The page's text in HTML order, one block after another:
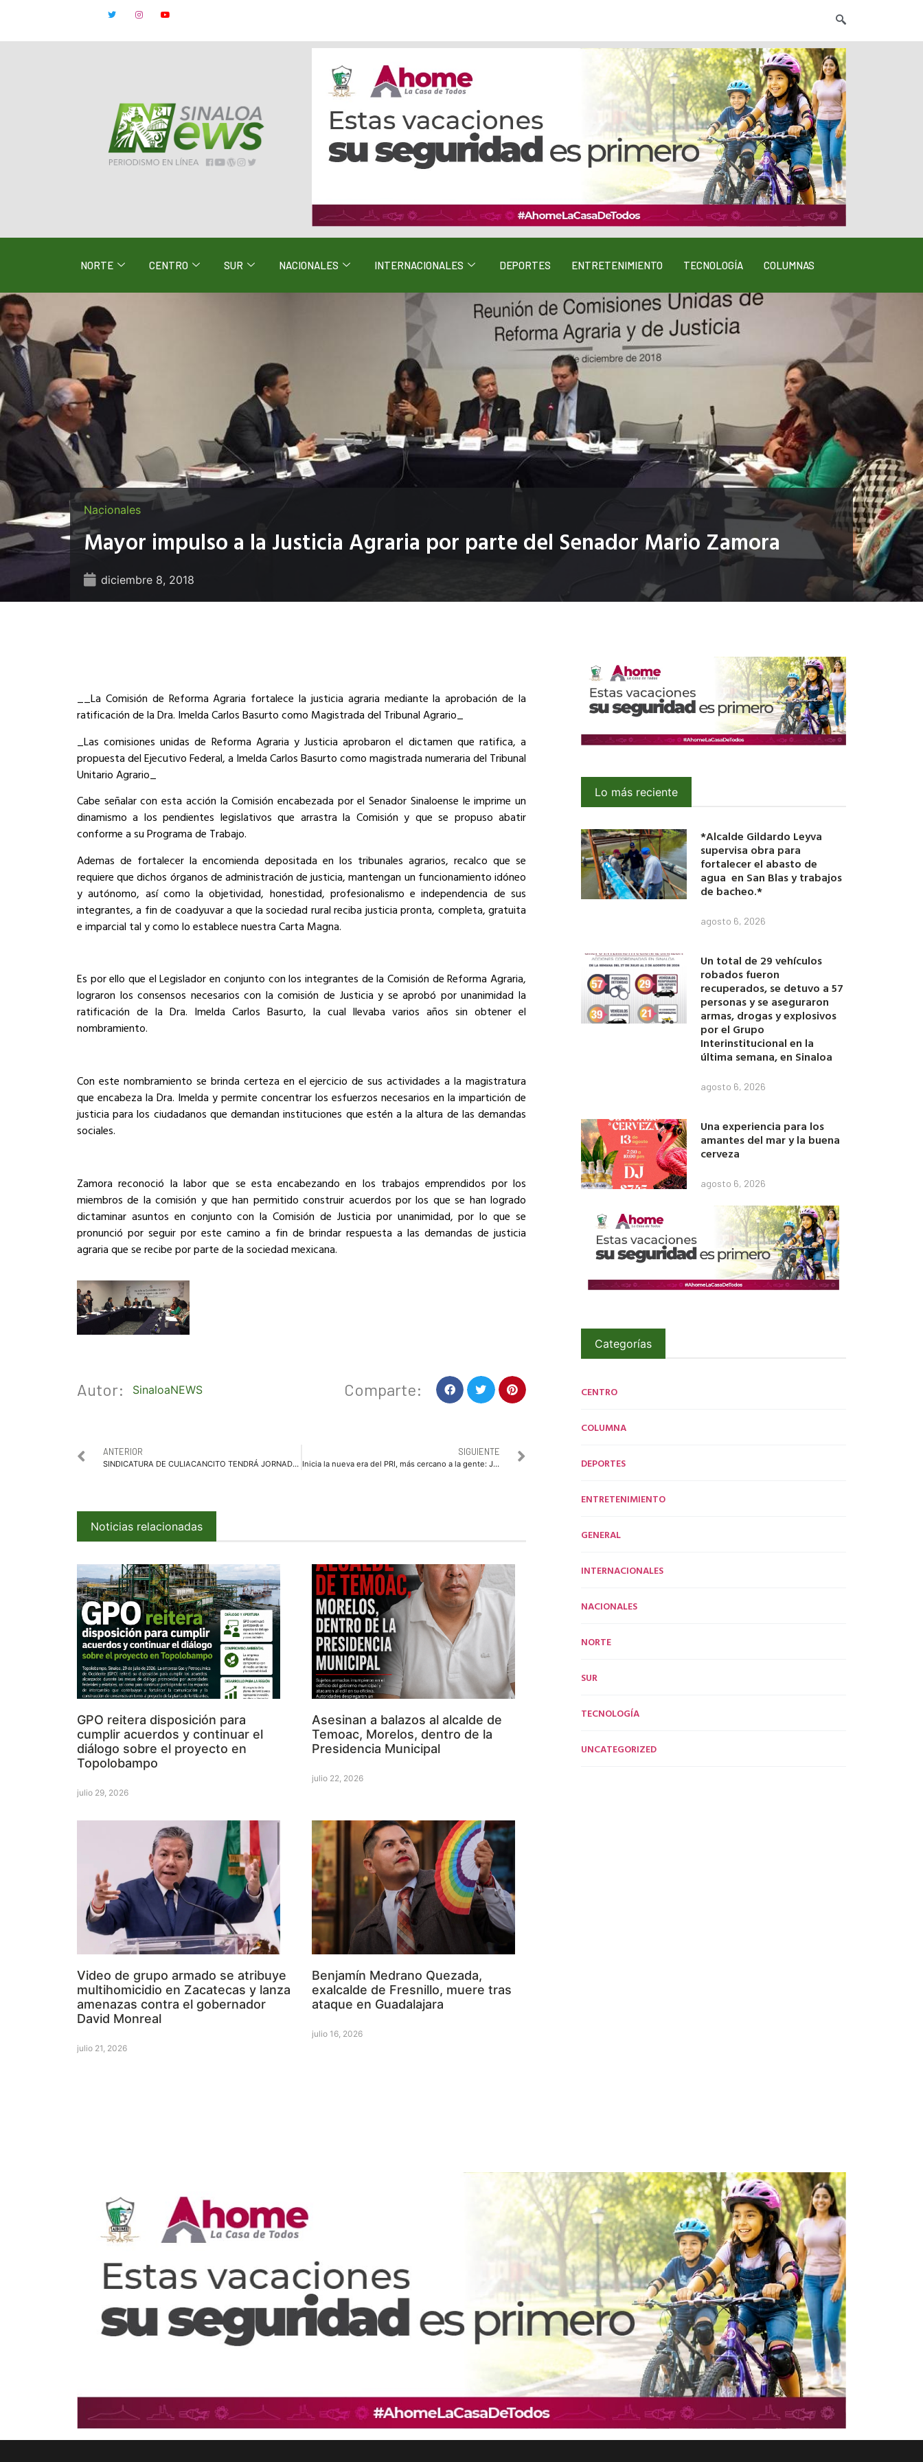
NORTE CENTRO SUR NACIONALES INTERNACIONALES DEPORTES ENTRETENIMIENTO TECNOLOGÍA COLUMNAS
Nacionales
Mayor impulso a la Justicia Agraria por parte del Senador Mario Zamora
diciembre 8, 2018
__La Comisión de Reforma Agraria fortalece la justicia agraria mediante la aprobación de la
ratificación de la Dra. Imelda Carlos Basurto como Magistrada del Tribunal Agrario_
_Las comisiones unidas de Reforma Agraria y Justicia aprobaron el dictamen que ratifica, a
propuesta del Ejecutivo Federal, a Imelda Carlos Basurto como magistrada numeraria del Tribunal
Unitario Agrario_
Cabe señalar con esta acción la Comisión encabezada por el Senador Sinaloense le imprime un
dinamismo a los pendientes legislativos que arrastra la Comisión y que se propuso abatir
conforme a su Programa de Trabajo.
Ademas de fortalecer la encomienda depositada en los tribunales agrarios, recalco que se
requiere que dichos órganos de administración de justicia, mantengan un funcionamiento idóneo
y autónomo, así como la objetividad, honestidad, profesionalismo e independencia de sus
integrantes, a fin de coadyuvar a que la sociedad rural reciba justicia pronta, completa, gratuita
e imparcial tal y como lo establece nuestra Carta Magna.
Es por ello que el Legislador en conjunto con los integrantes de la Comisión de Reforma Agraria,
lograron los consensos necesarios con la comisión de Justicia y se aprobó por unanimidad la
ratificación de la Dra. Imelda Carlos Basurto, la cual llevaba varios años sin obtener el
nombramiento.
Con este nombramiento se brinda certeza en el ejercicio de sus actividades a la magistratura
que encabeza la Dra. Imelda y permite concentrar los esfuerzos necesarios en la impartición de
justicia para los ciudadanos que demandan instituciones que estén a la altura de las demandas
sociales.
Zamora reconoció la labor que se esta encabezando en los trabajos emprendidos por los
miembros de la comisión y que han permitido construir acuerdos por los que se han logrado
dictaminar asuntos en conjunto con la Comisión de Justicia por unanimidad, por lo que se
pronunció por seguir por este camino a fin de brindar respuesta a las demandas de justicia
agraria que se recibe por parte de la sociedad mexicana.
Autor: SinaloaNEWS Comparte:
ANTERIOR
SINDICATURA DE CULIACANCITO TENDRÁ JORNADAS DE APOYO “PURO SINALOA”
SIGUIENTE
Inicia la nueva era del PRI, más cercano a la gente: Jesús Valdés
Noticias relacionadas
GPO reitera disposición para
cumplir acuerdos y continuar el
diálogo sobre el proyecto en
Topolobampo
julio 29, 2026
Asesinan a balazos al alcalde de
Temoac, Morelos, dentro de la
Presidencia Municipal
julio 22, 2026
Video de grupo armado se atribuye
multihomicidio en Zacatecas y lanza
amenazas contra el gobernador
David Monreal
julio 21, 2026
Benjamín Medrano Quezada,
exalcalde de Fresnillo, muere tras
ataque en Guadalajara
julio 16, 2026
Lo más reciente
*Alcalde Gildardo Leyva
supervisa obra para
fortalecer el abasto de
agua en San Blas y trabajos
de bacheo.*
agosto 6, 2026
Un total de 29 vehículos
robados fueron
recuperados, se detuvo a 57
personas y se aseguraron
armas, drogas y explosivos
por el Grupo
Interinstitucional en la
última semana, en Sinaloa
agosto 6, 2026
Una experiencia para los
amantes del mar y la buena
cerveza
agosto 6, 2026
Categorías
CENTRO
COLUMNA
DEPORTES
ENTRETENIMIENTO
GENERAL
INTERNACIONALES
NACIONALES
NORTE
SUR
TECNOLOGÍA
UNCATEGORIZED